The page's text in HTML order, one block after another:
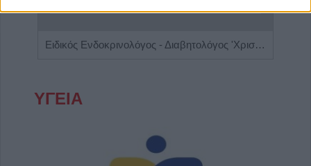
Ειδικός Ενδοκρινολόγος - Διαβητολόγος 'Χριστίνα Γ. Σακκά'
ΥΓΕΙΑ